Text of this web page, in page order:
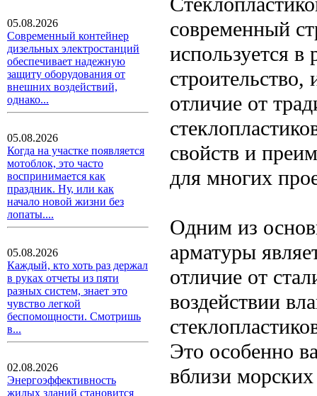
05.08.2026
Современный контейнер
дизельных электростанций
обеспечивает надежную
защиту оборудования от
внешних воздействий,
однако...
05.08.2026
Когда на участке появляется
мотоблок, это часто
воспринимается как
праздник. Ну, или как
начало новой жизни без
лопаты....
05.08.2026
Каждый, кто хоть раз держал
в руках отчеты из пяти
разных систем, знает это
чувство легкой
беспомощности. Смотришь
в...
02.08.2026
Энергоэффективность
жилых зданий становится
современный
используется
отличие от
свойств и
для многих
Одним из
арматуры
отличие от
воздействии
Это особенно
вблизи